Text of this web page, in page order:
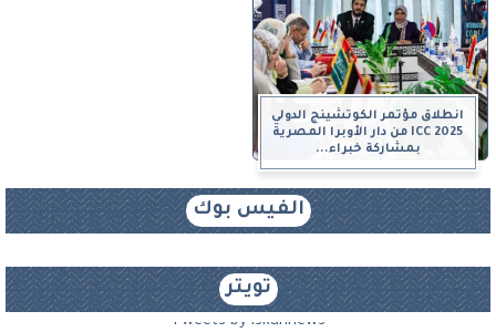
انطلاق مؤتمر الكوتشينج الدولي
ICC 2025 من دار الأوبرا المصرية
بمشاركة خبراء...
الفيس بوك
تويتر
Tweets by iskannews